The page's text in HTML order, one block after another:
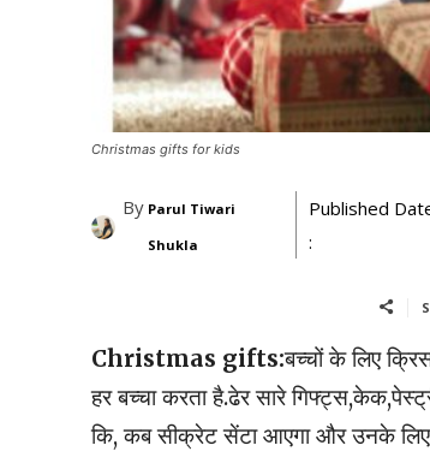
Christmas gifts for kids
By Parul Tiwari
Shukla
Published
:
Christmas gifts:बच्चों के लिए
हर बच्चा करता है.ढेर सारे
कि, कब सीक्रेट सेंटा आएगा और उनके लिए